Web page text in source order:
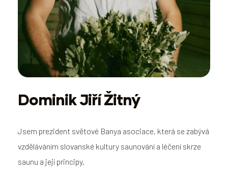
Dominik Jiří Žitný
Jsem prezident světové Banya asociace, která se zabývá
vzděláváním slovanské kultury saunování a léčení skrze
saunu a její principy.